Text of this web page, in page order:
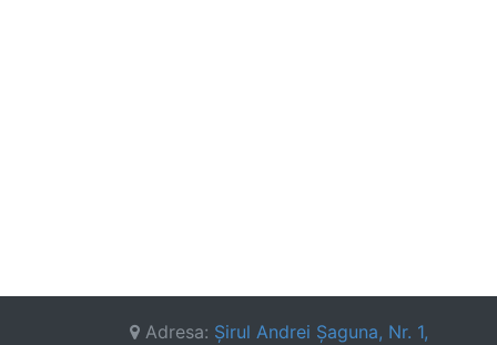
Adresa: Şirul Andrei Şaguna, Nr. 1,